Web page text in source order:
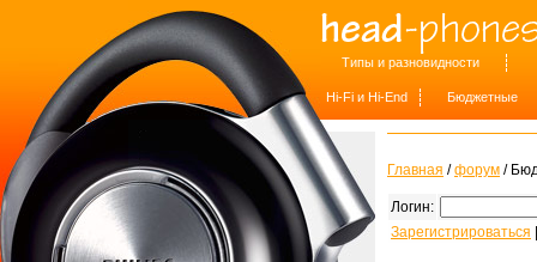
Типы и разновидности
Hi-Fi и Hi-End Бюджетные
Главная /форум /
Логин:
Зарегистрироваться